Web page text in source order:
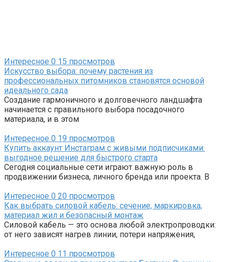
Интересное 0 15 просмотров
Искусство выбора: почему растения из
профессиональных питомников становятся основой
идеального сада
Создание гармоничного и долговечного ландшафта
начинается с правильного выбора посадочного
материала, и в этом
Интересное 0 19 просмотров
Купить аккаунт Инстаграм с живыми подписчиками:
выгодное решение для быстрого старта
Сегодня социальные сети играют важную роль в
продвижении бизнеса, личного бренда или проекта. В
Интересное 0 20 просмотров
Как выбрать силовой кабель: сечение, маркировка,
материал жил и безопасный монтаж
Силовой кабель — это основа любой электропроводки:
от него зависят нагрев линии, потери напряжения,
Интересное 0 11 просмотров